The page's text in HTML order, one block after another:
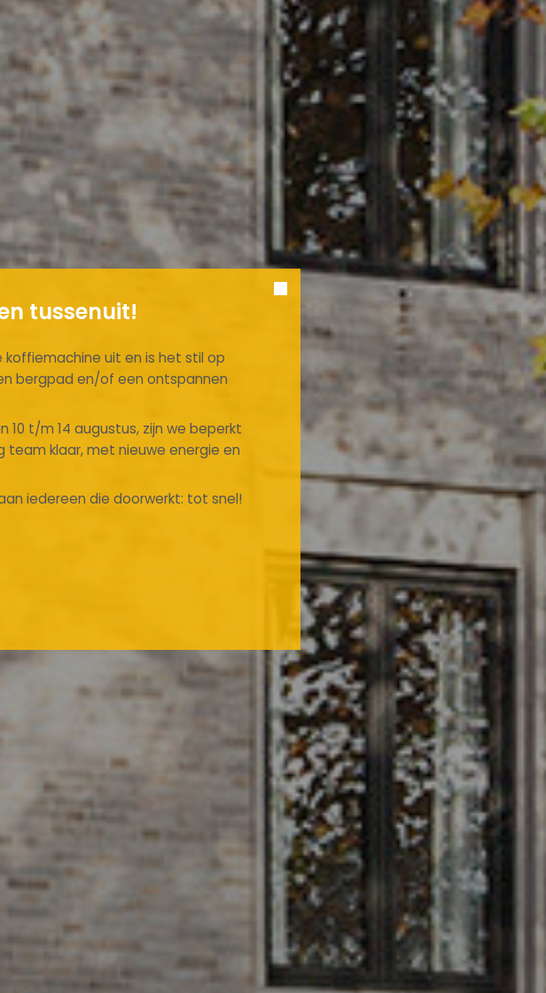
tussenuit!
uit en is het stil op
bergpad en/of een ontspannen
10 t/m 14 augustus, zijn we beperkt
team klaar, met nieuwe energie en
iedereen die doorwerkt: tot snel!